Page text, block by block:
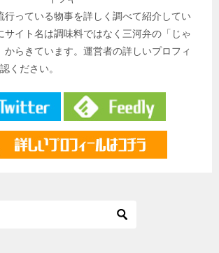
行っている物事を詳しく調べて紹介してい
サイト名は調味料ではなく三河弁の「じゃ
からきています。運営者の詳しいプロフィ
ください。